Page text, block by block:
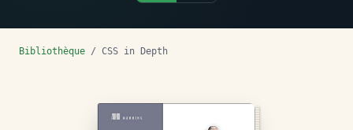
Bibliothèque / CSS in Depth